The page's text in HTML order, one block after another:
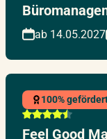
ab 14.05.2027
100%
Feel Good